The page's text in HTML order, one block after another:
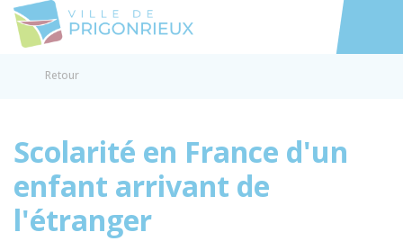
Accéder
Retour
Scolarité en France d'un
enfant arrivant de
l'étranger